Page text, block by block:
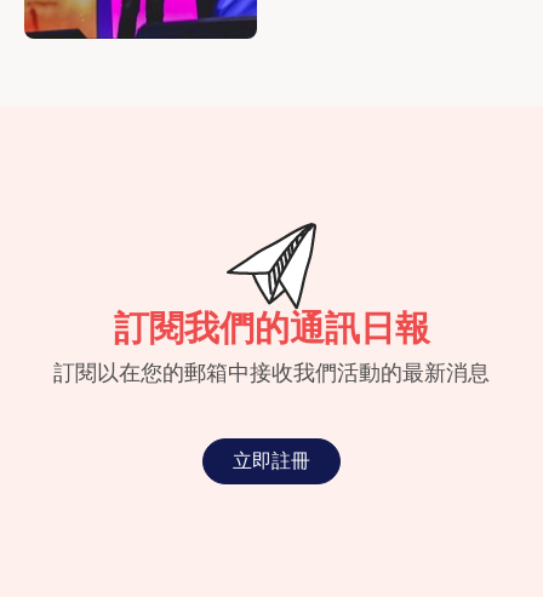
訂閱我們的通訊日報
訂閱以在您的郵箱中接收我們活動的最新消息
立即註冊